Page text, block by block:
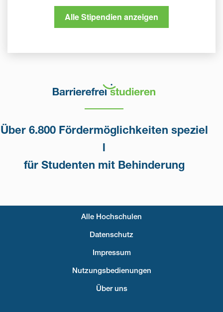
Alle Stipendien anzeigen
Über 6.800 Fördermöglichkeiten speziel
l
für Studenten mit Behinderung
Fußzeilenmenü
Alle Hochschulen
Datenschutz
Impressum
Nutzungsbedienungen
Über uns